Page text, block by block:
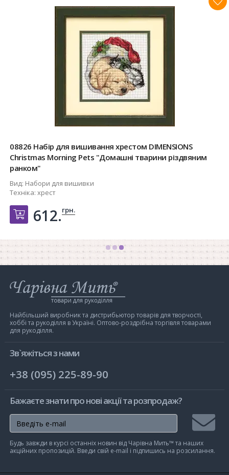
08826 Набір для вишивання хрестом DIMENSIONS
Christmas Morning Pets "Домашні тварини різдвяним
ранком"
Вид: Набори для вишивки
Техніка: хрест
Добавить в корзину
612.грн.
Інтернет-
магазин
Мить
Найбільший виробник та дистрибьютор товарів для творчості,
хоббі та рукоділля в Україні. Оптово-роздрібна торгівля товарами
для рукоділля.
Зв`яжіться з нами
+38 (095) 225-89-90
Бажаєте знати про нові акції та розпродаж?
на
Будь завжди в курсі останніх новин від Чарівна Мить™ та наших
акційних пропозицій. Введи свій e-mail і підпишись на розсилання.